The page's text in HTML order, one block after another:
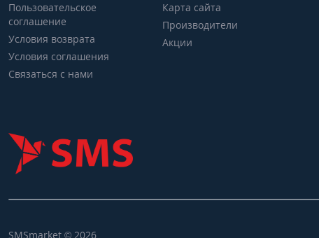
Пользовательское
соглашение
Условия возврата
Условия соглашения
Связаться с нами
Карта сайта
Производители
Акции
SMSmarket © 2026